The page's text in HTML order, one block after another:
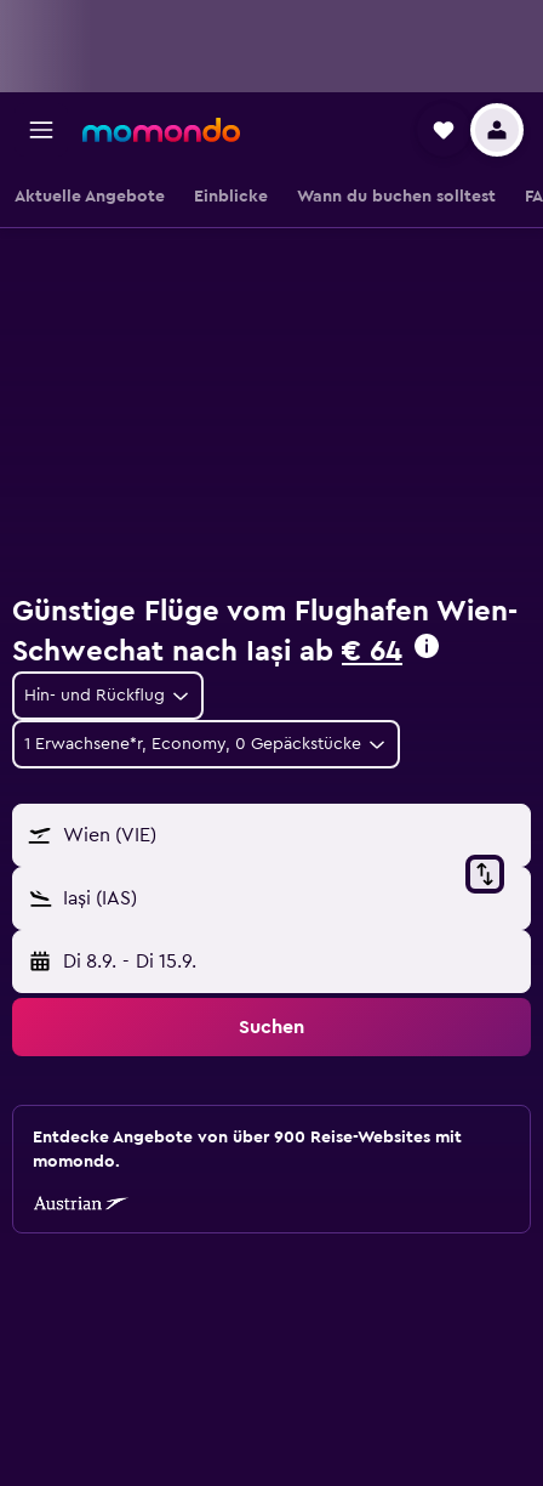
Aktuelle Angebote Einblicke Wann du buchen solltest
Günstige Flüge vom Flughafen Wien-
Schwechat nach Iași ab € 64
Hin- und Rückflug
1 Erwachsene*r, Economy, 0 Gepäckstücke
Wien (VIE)
Iași (IAS)
Di 8.9. - Di 15.9.
Suchen
Entdecke Angebote von über 900 Reise-Websites mit
momondo.